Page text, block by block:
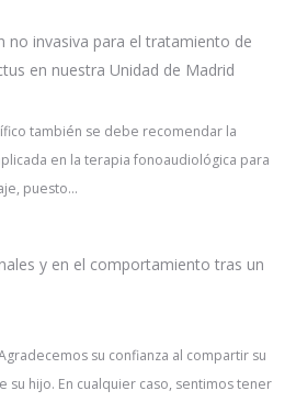
no invasiva para el tratamiento de
en nuestra Unidad de Madrid
también se debe recomendar la
en la terapia fonoaudiológica para
puesto…
y en el comportamiento tras un
su confianza al compartir su
su hijo. En cualquier caso, sentimos tener